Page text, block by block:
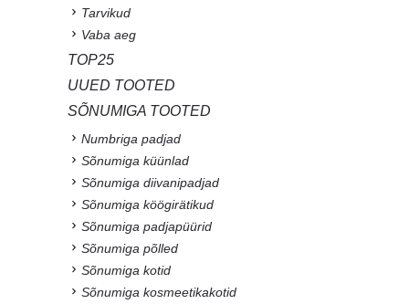
Tarvikud
Vaba aeg
TOP25
UUED TOOTED
SÕNUMIGA TOOTED
Numbriga padjad
Sõnumiga küünlad
Sõnumiga diivanipadjad
Sõnumiga köögirätikud
Sõnumiga padjapüürid
Sõnumiga põlled
Sõnumiga kotid
Sõnumiga kosmeetikakotid